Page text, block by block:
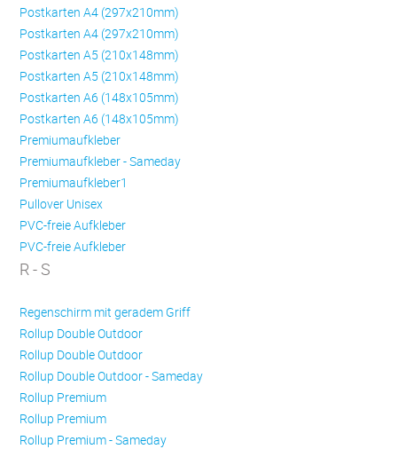
Postkarten A4 (297x210mm)
Postkarten A4 (297x210mm)
Postkarten A5 (210x148mm)
Postkarten A5 (210x148mm)
Postkarten A6 (148x105mm)
Postkarten A6 (148x105mm)
Premiumaufkleber
Premiumaufkleber - Sameday
Premiumaufkleber1
Pullover Unisex
PVC-freie Aufkleber
PVC-freie Aufkleber
R - S
Regenschirm mit geradem Griff
Rollup Double Outdoor
Rollup Double Outdoor
Rollup Double Outdoor - Sameday
Rollup Premium
Rollup Premium
Rollup Premium - Sameday